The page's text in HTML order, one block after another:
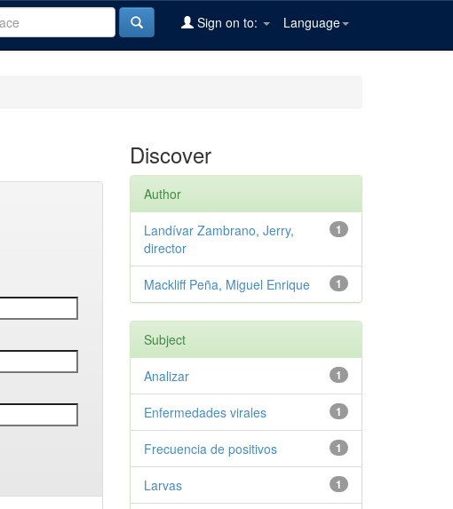
Language
Sign on to:
Discover
Author
1
Landívar Zambrano, Jerry,
director
1
Mackliff Peña, Miguel Enrique
Subject
1
Analizar
1
Enfermedades virales
1
Frecuencia de positivos
1
Larvas